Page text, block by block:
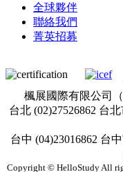
全球夥伴
聯絡我們
菁英招募
楓展國際有限公司
台北 (02)27526862 台
台中 (04)23016862 台
Copyright © HelloStudy All